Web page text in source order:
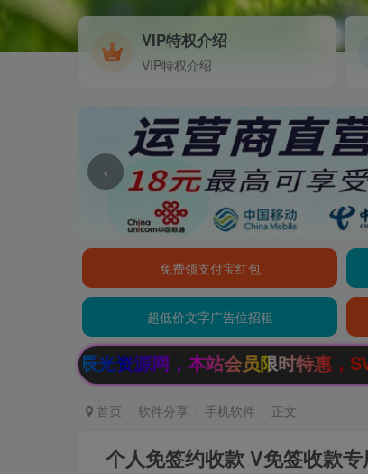
VIP特权介绍
VIP特权介绍
‹
免费领支付宝红包
超低价文字广告位招租
本站会员限时特惠，SVIP终生会员只需99元
首页 软件分享 手机软件 正文
个人免签约收款 V免签收款